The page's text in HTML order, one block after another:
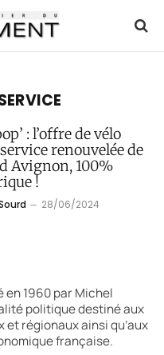
: l’offre de vélo
renouvelée de
Avignon, 100%
!
28/06/2024
en 1960 par Michel
politique destiné aux
régionaux ainsi qu’aux
française.